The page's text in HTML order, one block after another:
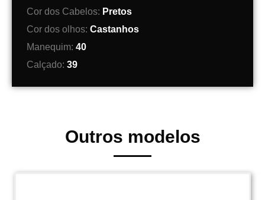
Cor dos Cabelos: Pretos
Cor dos olhos: Castanhos
Manequim: 40
Calçado: 39
Outros modelos